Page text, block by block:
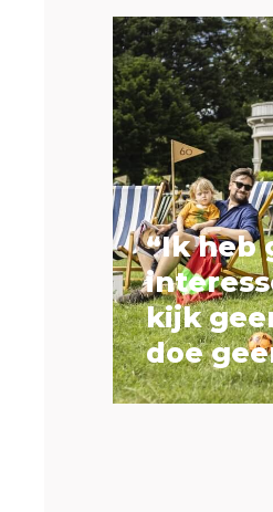
“Ik heb
kijk
doe